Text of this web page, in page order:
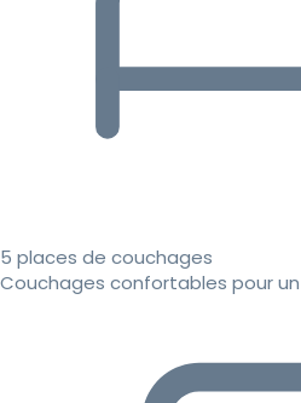
5 places de couchages
Couchages confortables pour